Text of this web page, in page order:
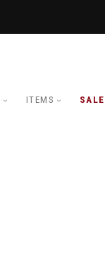
ITEMS SALE